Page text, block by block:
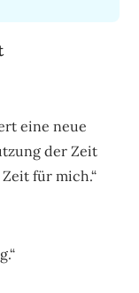
eine neue
der Zeit
für mich.“